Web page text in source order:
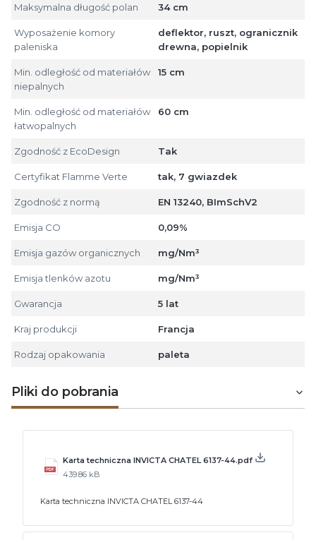
Maksymalna długość polan 34 cm
Wyposażenie komory
paleniska
deflektor, ruszt, ogranicznik
drewna, popielnik
Min. odległość od materiałów
niepalnych
15 cm
Min. odległość od materiałów
łatwopalnych
60 cm
Zgodność z EcoDesign Tak
Certyfikat Flamme Verte tak, 7 gwiazdek
Zgodność z normą EN 13240, BImSchV2
Emisja CO 0,09%
Emisja gazów organicznych mg/Nm³
Emisja tlenków azotu mg/Nm³
Gwarancja 5 lat
Kraj produkcji Francja
Rodzaj opakowania paleta
Pliki do pobrania
Karta techniczna INVICTA CHATEL 6137-44.pdf
439.86 kB
Karta techniczna INVICTA CHATEL 6137-44